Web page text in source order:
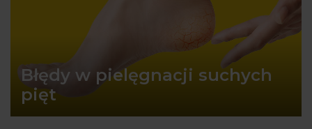
Błędy w pielęgnacji suchych
pięt